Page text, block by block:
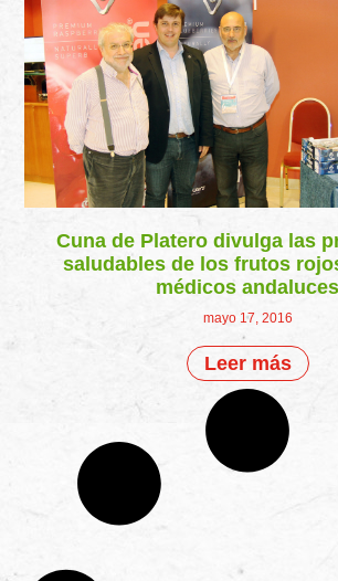
Cuna de Platero divulga las
saludables de los frutos
médicos andaluces
mayo 17, 2016
Leer más